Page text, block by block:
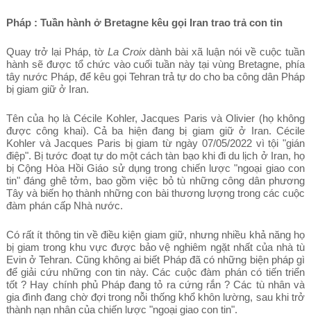
Pháp : Tuần hành ở Bretagne kêu gọi Iran trao trả con tin
Quay trở lại Pháp, tờ La Croixdành bài xã luận nói về cuộc tuần
hành sẽ được tổ chức vào cuối tuần này tại vùng Bretagne, phía
tây nước Pháp, để kêu gọi Tehran trả tự do cho ba công dân Pháp
bị giam giữ ở Iran.
Tên của họ là Cécile Kohler, Jacques Paris và Olivier (họ không
được công khai). Cả ba hiện đang bị giam giữ ở Iran. Cécile
Kohler và Jacques Paris bị giam từ ngày 07/05/2022 vì tội "gián
điệp". Bị tước đoạt tự do một cách tàn bạo khi đi du lịch ở Iran, họ
bị Cộng Hòa Hồi Giáo sử dụng trong chiến lược "ngoại giao con
tin" đáng ghê tởm, bao gồm việc bỏ tù những công dân phương
Tây và biến họ thành những con bài thương lượng trong các cuộc
đàm phán cấp Nhà nước.
Có rất ít thông tin về điều kiện giam giữ, nhưng nhiều khả năng họ
bị giam trong khu vực được bảo vệ nghiêm ngặt nhất của nhà tù
Evin ở Tehran. Cũng không ai biết Pháp đã có những biện pháp gì
để giải cứu những con tin này. Các cuộc đàm phán có tiến triển
tốt ? Hay chính phủ Pháp đang tỏ ra cứng rắn ? Các tù nhân và
gia đình đang chờ đợi trong nỗi thống khổ khôn lường, sau khi trở
thành nạn nhân của chiến lược "ngoại giao con tin".